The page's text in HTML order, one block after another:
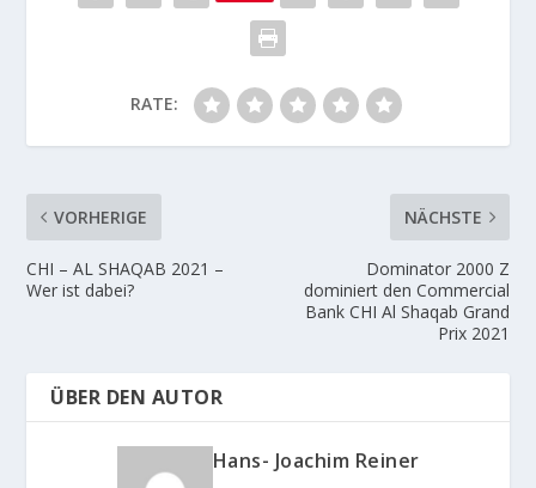
RATE:
VORHERIGE
CHI – AL SHAQAB 2021 –
Wer ist dabei?
NÄCHSTE
Dominator 2000 Z
dominiert den Commercial
Bank CHI Al Shaqab Grand
Prix 2021
ÜBER DEN AUTOR
Hans- Joachim Reiner